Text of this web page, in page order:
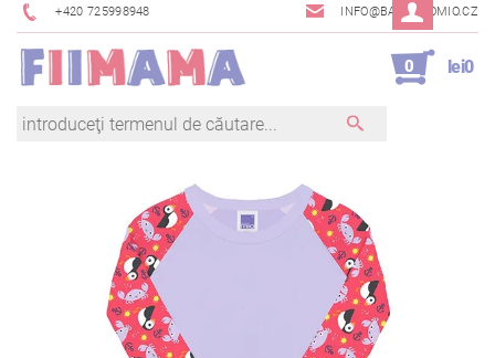
+420 725998948 INFO@BAMBINOMIO.CZ
0 lei0